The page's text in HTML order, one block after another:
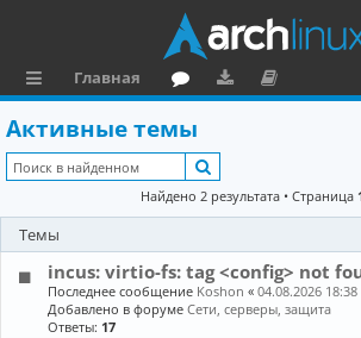
ы
л
к
и
Главная
ру
м
ру
зк
и
е
н
та
Активные темы
Найдено 2 результата • Страница
Темы
incus: virtio-fs: tag <config> not
Последнее сообщение Koshon «04.08.2026 18:38
Добавлено в форумеСети, серверы, защита
Ответы: 17